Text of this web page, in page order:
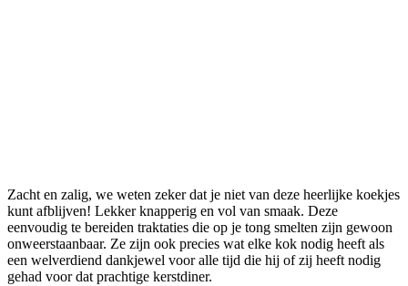
Zacht en zalig, we weten zeker dat je niet van deze heerlijke koekjes
kunt afblijven! Lekker knapperig en vol van smaak. Deze
eenvoudig te bereiden traktaties die op je tong smelten zijn gewoon
onweerstaanbaar. Ze zijn ook precies wat elke kok nodig heeft als
een welverdiend dankjewel voor alle tijd die hij of zij heeft nodig
gehad voor dat prachtige kerstdiner.